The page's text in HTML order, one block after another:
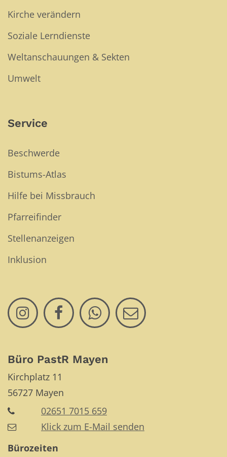
Kirche verändern
Soziale Lerndienste
Weltanschauungen & Sekten
Umwelt
Service
Beschwerde
Bistums-Atlas
Hilfe bei Missbrauch
Pfarreifinder
Stellenanzeigen
Inklusion
Büro PastR Mayen
Kirchplatz 11
56727 Mayen
02651 7015 659
Klick zum E-Mail senden
Bürozeiten